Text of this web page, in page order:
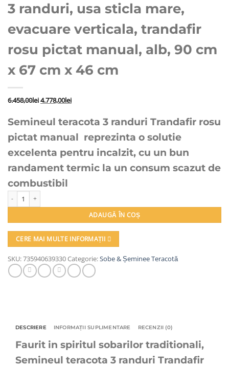
3 randuri, usa sticla mare,
evacuare verticala, trandafir
rosu pictat manual, alb, 90 cm
x 67 cm x 46 cm
6.458,00leiPrețul
a
6.458,00lei.
4.778,00leiPrețul
este:
Semineul teracota 3 randuri Trandafir rosu
pictat manual reprezinta o solutie
excelenta pentru incalzit, cu un bun
randament termic la un consum scazut de
combustibil
ADAUGĂ ÎN COȘ
CERE MAI MULTE INFORMAȚII
SKU:735940639330Categorie:Sobe & Șeminee Teracotă
DESCRIERE INFORMAȚII SUPLIMENTARE RECENZII (0)
Faurit in spiritul sobarilor traditionali,
Semineul teracota 3 randuri Trandafir